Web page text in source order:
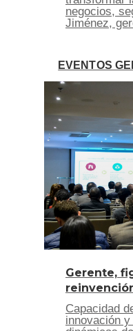
negocios,
Jiménez,
EVENTOS
Gerente,
Capacidad
innovación